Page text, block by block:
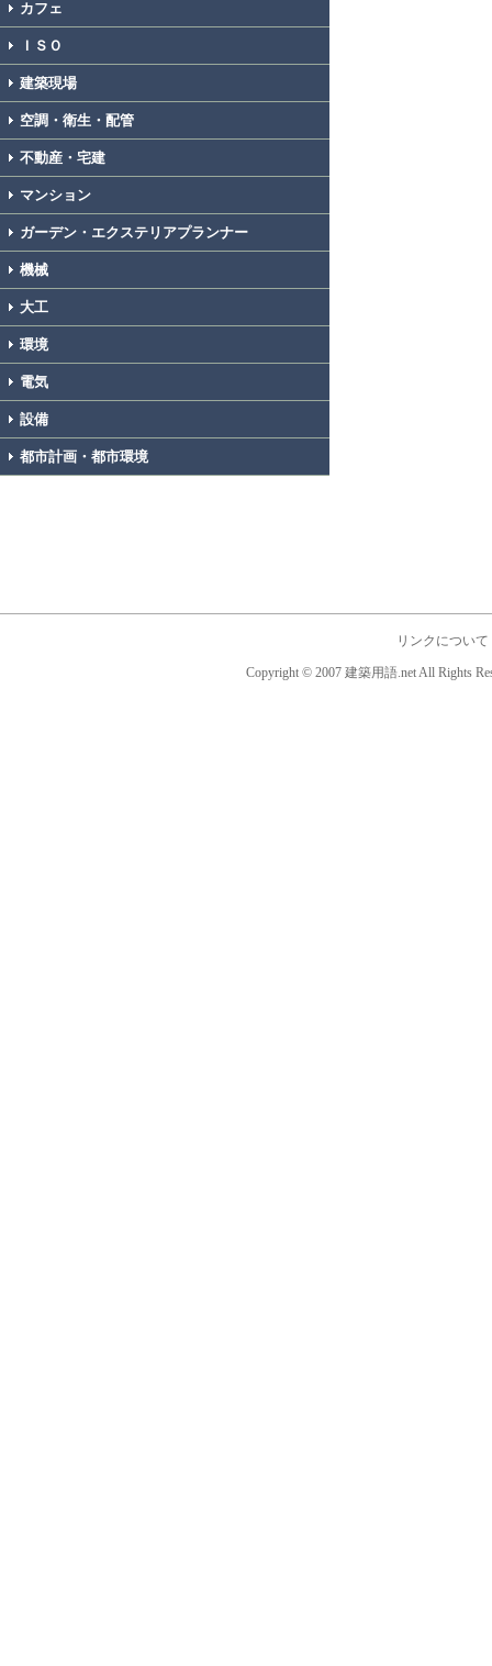
カフェ
ＩＳＯ
建築現場
空調・衛生・配管
不動産・宅建
マンション
ガーデン・エクステリアプランナー
機械
大工
環境
電気
設備
都市計画・都市環境
リンクについて
Copyright © 2007 建築用語.net All Rights